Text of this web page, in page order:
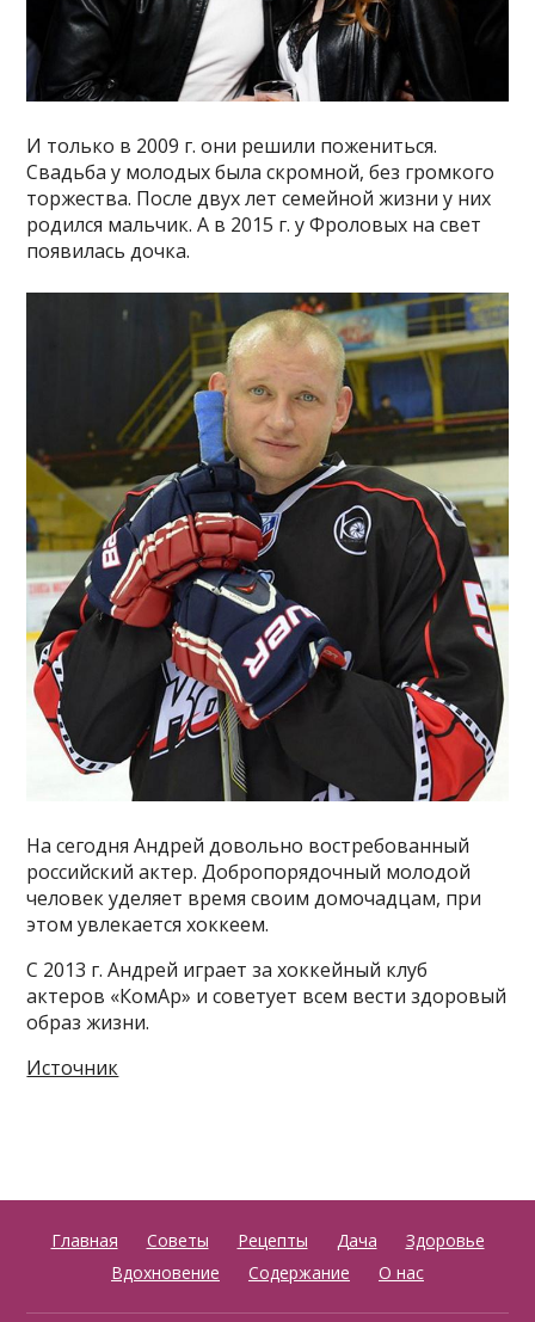
И только в 2009 г. они решили пожениться.
Свадьба у молодых была скромной, без громкого
торжества. После двух лет семейной жизни у них
родился мальчик. А в 2015 г. у Фроловых на свет
появилась дочка.
На сегодня Андрей довольно востребованный
российский актер. Добропорядочный молодой
человек уделяет время своим домочадцам, при
этом увлекается хоккеем.
С 2013 г. Андрей играет за хоккейный клуб
актеров «КомАр» и советует всем вести здоровый
образ жизни.
Источник
Главная Советы Рецепты Дача
Здоровье
Вдохновение
Содержание О нас